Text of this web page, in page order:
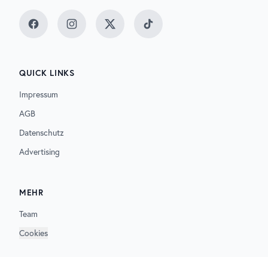
FacebookInstagramTwitter TikTok
QUICK LINKS
Impressum
AGB
Datenschutz
Advertising
MEHR
Team
Cookies